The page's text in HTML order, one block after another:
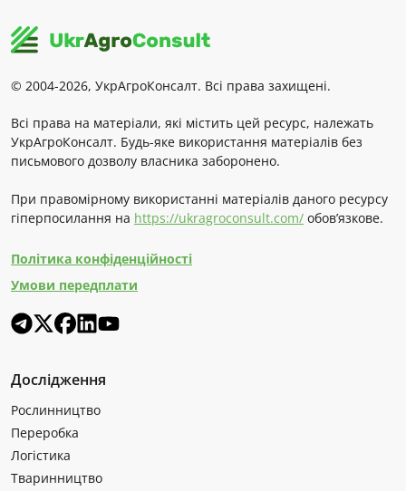
© 2004-2026, УкрАгроКонсалт. Всі права захищені.
Всі права на матеріали, які містить цей ресурс, належать
УкрАгроКонсалт. Будь-яке використання матеріалів без
письмового дозволу власника заборонено.
При правомірному використанні матеріалів даного ресурсу
гіперпосилання на https://ukragroconsult.com/ обов’язкове.
Політика конфіденційності
Умови передплати
Дослідження
Рослинництво
Переробка
Логістика
Тваринництво